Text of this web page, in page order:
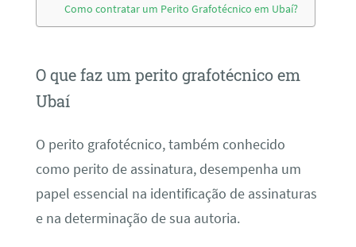
Como contratar um Perito Grafotécnico em Ubaí?
O que faz um perito grafotécnico em
Ubaí
O perito grafotécnico, também conhecido
como perito de assinatura, desempenha um
papel essencial na identificação de assinaturas
e na determinação de sua autoria.